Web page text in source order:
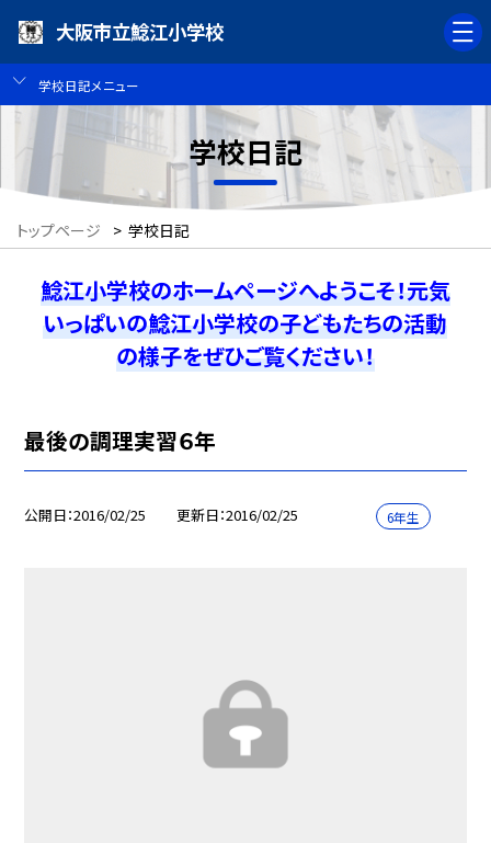
大阪市立鯰江小学校
学校日記メニュー
学校日記
トップページ > 学校日記
鯰江小学校のホームページへようこそ！元気
いっぱいの鯰江小学校の子どもたちの活動
の様子をぜひご覧ください！
最後の調理実習６年
公開日 2016/02/25 更新日 2016/02/25 6年生